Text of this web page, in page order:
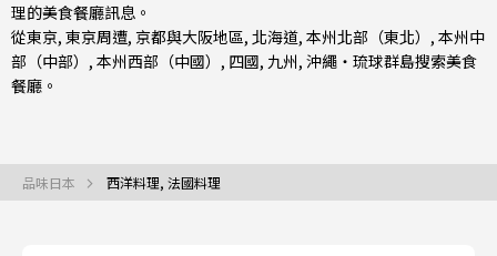
理的美食餐廳訊息。
從東京, 東京周遭, 京都與大阪地區, 北海道, 本州北部（東北） , 本州中
部（中部） , 本州西部（中國） , 四國, 九州, 沖繩・琉球群島搜索美食
餐廳。
品味日本 西洋料理, 法國料理